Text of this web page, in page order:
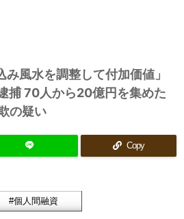
み風水を調整して付加価値」
捕 70人から20億円を集めた
の疑い
Copy